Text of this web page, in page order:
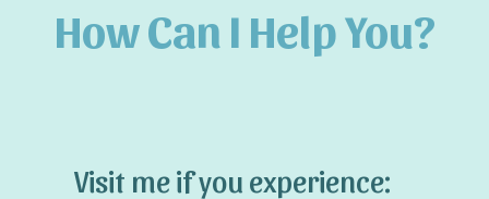
How Can I Help You?
Visit me if you experience: